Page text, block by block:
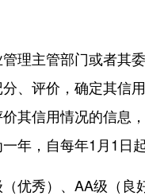
主管部门或者其
、评价，确定其信
其信用情况的信息
年，自每年1月1日
秀）、AA级（良